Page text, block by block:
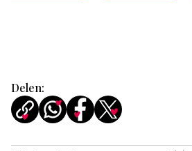
Delen: